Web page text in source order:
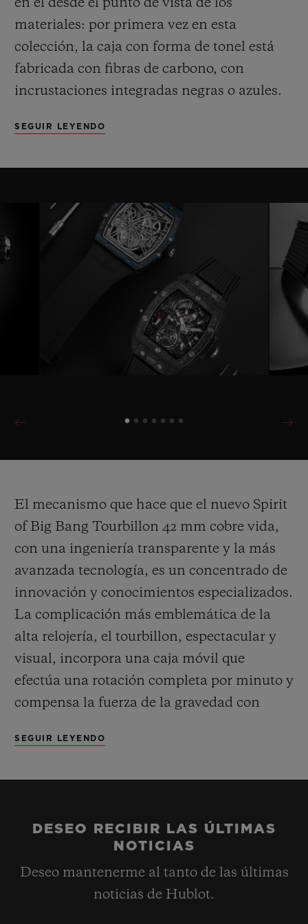
en él desde el punto de vista de los
materiales: por primera vez en esta
colección, la caja con forma de tonel está
fabricada con fibras de carbono, con
incrustaciones integradas negras o azules.
tornillos de titanio en forma de H, mientras
SEGUIR LEYENDO
El mecanismo que hace que el nuevo Spirit
of Big Bang Tourbillon 42 mm cobre vida,
con una ingeniería transparente y la más
avanzada tecnología, es un concentrado de
innovación y conocimientos especializados.
La complicación más emblemática de la
alta relojería, el tourbillon, espectacular y
visual, incorpora una caja móvil que
efectúa una rotación completa por minuto y
compensa la fuerza de la gravedad con
HUB6020, expresamente desarrollado para
reserva de marcha (de 5 días de duración) a
mediante una gran corona acanalada.
SEGUIR LEYENDO
DESEO RECIBIR LAS ÚLTIMAS
NOTICIAS
Deseo mantenerme al tanto de las últimas
noticias de Hublot.